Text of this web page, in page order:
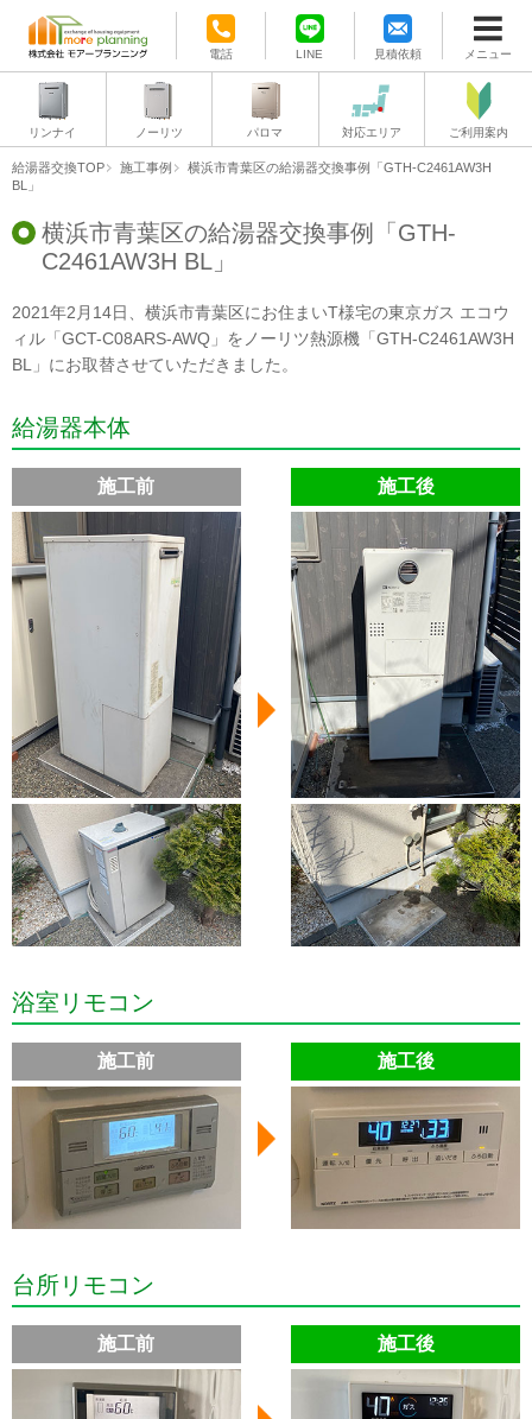
電話 LINE 見積依頼 メニュー
リンナイ ノーリツ パロマ 対応エリア ご利用案内
給湯器交換TOP 施工事例
横浜市青葉区の給湯器交換事例「GTH-C2461AW3H
BL」
横浜市青葉区の給湯器交換事例「GTH-
C2461AW3H BL」
2021年2月14日、横浜市青葉区にお住まいT様宅の東京ガス エコウ
ィル「GCT-C08ARS-AWQ」をノーリツ熱源機「GTH-C2461AW3H
BL」にお取替させていただきました。
給湯器本体
施工前 施工後
浴室リモコン
施工前 施工後
台所リモコン
施工前 施工後